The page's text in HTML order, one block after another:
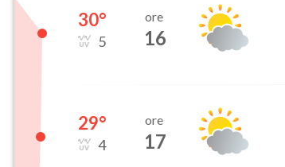
30°
5
ore
16
29°
4
ore
17